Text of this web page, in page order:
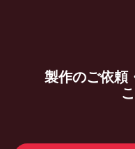
製作のご依頼